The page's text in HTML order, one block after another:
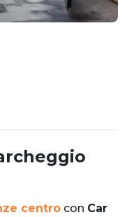
centro con Car